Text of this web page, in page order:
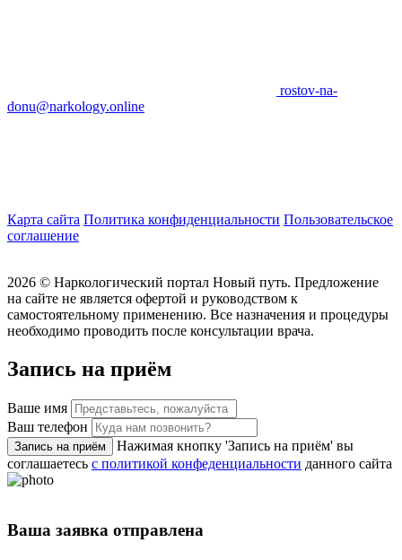
rostov-na-
donu@narkology.online
Карта сайта Политика конфиденциальности Пользовательское
соглашение
2026 © Наркологический портал Новый путь. Предложение
на сайте не является офертой и руководством к
самостоятельному применению. Все назначения и процедуры
необходимо проводить после консультации врача.
Запись на приём
Ваше имя
Ваш телефон
Запись на приём
Нажимая кнопку 'Запись на приём' вы
соглашаетесь с политикой конфеденциальности данного сайта
Ваша заявка отправлена